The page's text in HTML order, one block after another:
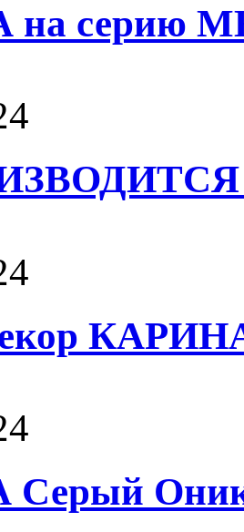
серию
Оникс